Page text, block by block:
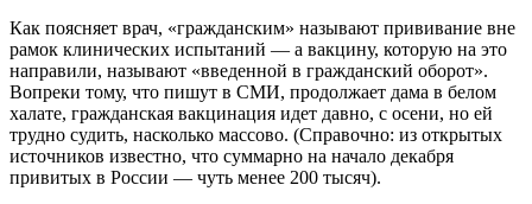
Как поясняет врач, «гражданским» называют прививание вне
рамок клинических испытаний — а вакцину, которую на это
направили, называют «введенной в гражданский оборот».
Вопреки тому, что пишут в СМИ, продолжает дама в белом
халате, гражданская вакцинация идет давно, с осени, но ей
трудно судить, насколько массово. (Справочно: из открытых
источников известно, что суммарно на начало декабря
привитых в России — чуть менее 200 тысяч).